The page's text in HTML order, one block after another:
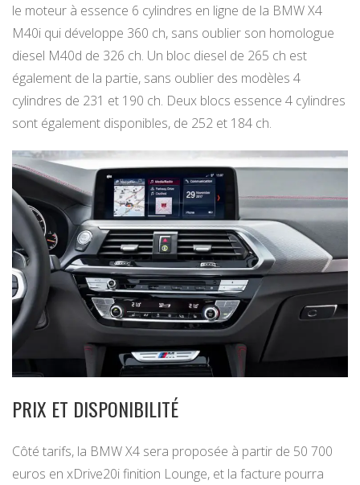
le moteur à essence 6 cylindres en ligne de la BMW X4
M40i qui développe 360 ch, sans oublier son homologue
diesel M40d de 326 ch. Un bloc diesel de 265 ch est
également de la partie, sans oublier des modèles 4
cylindres de 231 et 190 ch. Deux blocs essence 4 cylindres
sont également disponibles, de 252 et 184 ch.
PRIX ET DISPONIBILITÉ
Côté tarifs, la BMW X4 sera proposée à partir de 50 700
euros en xDrive20i finition Lounge, et la facture pourra